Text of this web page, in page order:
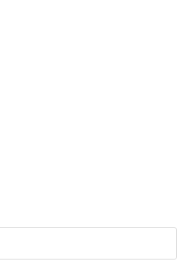
variaties. Deze optie